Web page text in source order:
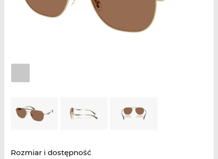
Rozmiar i dostępność